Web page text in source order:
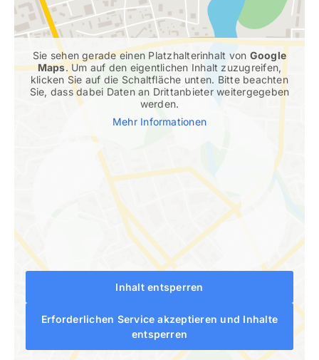
Sie sehen gerade einen Platzhalterinhalt von Google
Maps. Um auf den eigentlichen Inhalt zuzugreifen,
klicken Sie auf die Schaltfläche unten. Bitte beachten
Sie, dass dabei Daten an Drittanbieter weitergegeben
werden.
Mehr Informationen
Inhalt entsperren
Erforderlichen Service akzeptieren und Inhalte
entsperren